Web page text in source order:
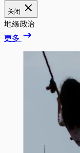
关闭
地缘政治
更多